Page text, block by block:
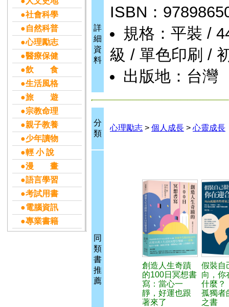
●社會科學
●自然科普
●心理勵志
●醫療保健
●飲 食
●生活風格
●旅 遊
●宗教命理
●親子教養
●少年讀物
●輕 小 說
●漫 畫
●語言學習
●考試用書
●電腦資訊
●專業書籍
詳
細
資
料
ISBN：
規格：平裝 /
級 / 單色印刷 /
出版地：台灣
分
類
心理勵志 > 個人成長 > 心靈成長
同
類
書
推
薦
創造人生奇蹟
的100日冥想書
寫：當心一
靜，好運也跟
著來了
假裝自
向，你
什麼？
孤獨者
之書